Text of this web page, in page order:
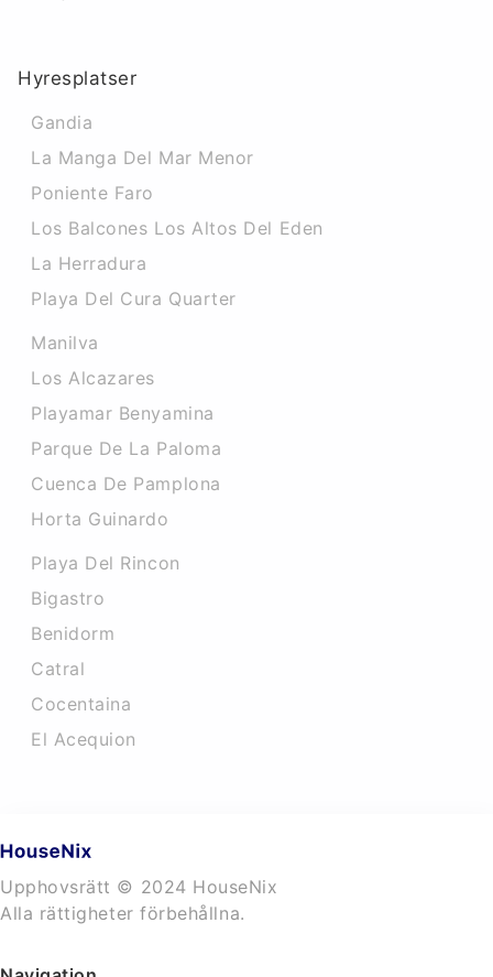
Hyresplatser
Gandia
La Manga Del Mar Menor
Poniente Faro
Los Balcones Los Altos Del Eden
La Herradura
Playa Del Cura Quarter
Manilva
Los Alcazares
Playamar Benyamina
Parque De La Paloma
Cuenca De Pamplona
Horta Guinardo
Playa Del Rincon
Bigastro
Benidorm
Catral
Cocentaina
El Acequion
Upphovsrätt © 2024 HouseNix
Alla rättigheter förbehållna.